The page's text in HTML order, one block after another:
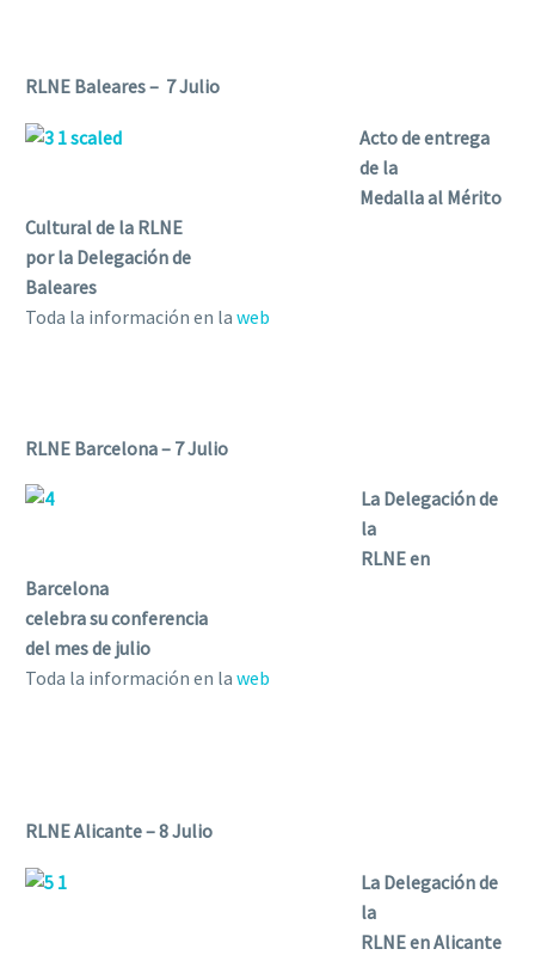
RLNE Baleares – 7 Julio
Acto de entrega
de la
Medalla al Mérito
Cultural de la RLNE
por la Delegación de
Baleares
Toda la información en la web
RLNE Barcelona – 7 Julio
La Delegación de
la
RLNE en
Barcelona
celebra su conferencia
del mes de julio
Toda la información en la web
RLNE Alicante – 8 Julio
La Delegación de
la
RLNE en Alicante